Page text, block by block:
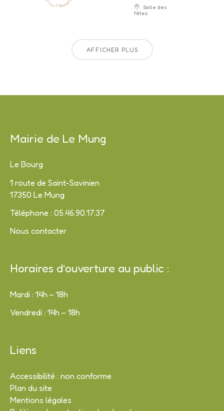
Salle des
fêtes
AFFICHER PLUS
Mairie de Le Mung
Le Bourg
1 route de Saint-Savinien
17350 Le Mung
Téléphone : 05.46.90.17.37
Nous contacter
Horaires d’ouverture au public :
Mardi : 14h – 18h
Vendredi : 14h – 18h
Liens
Accessibilité : non conforme
Plan du site
Mentions légales